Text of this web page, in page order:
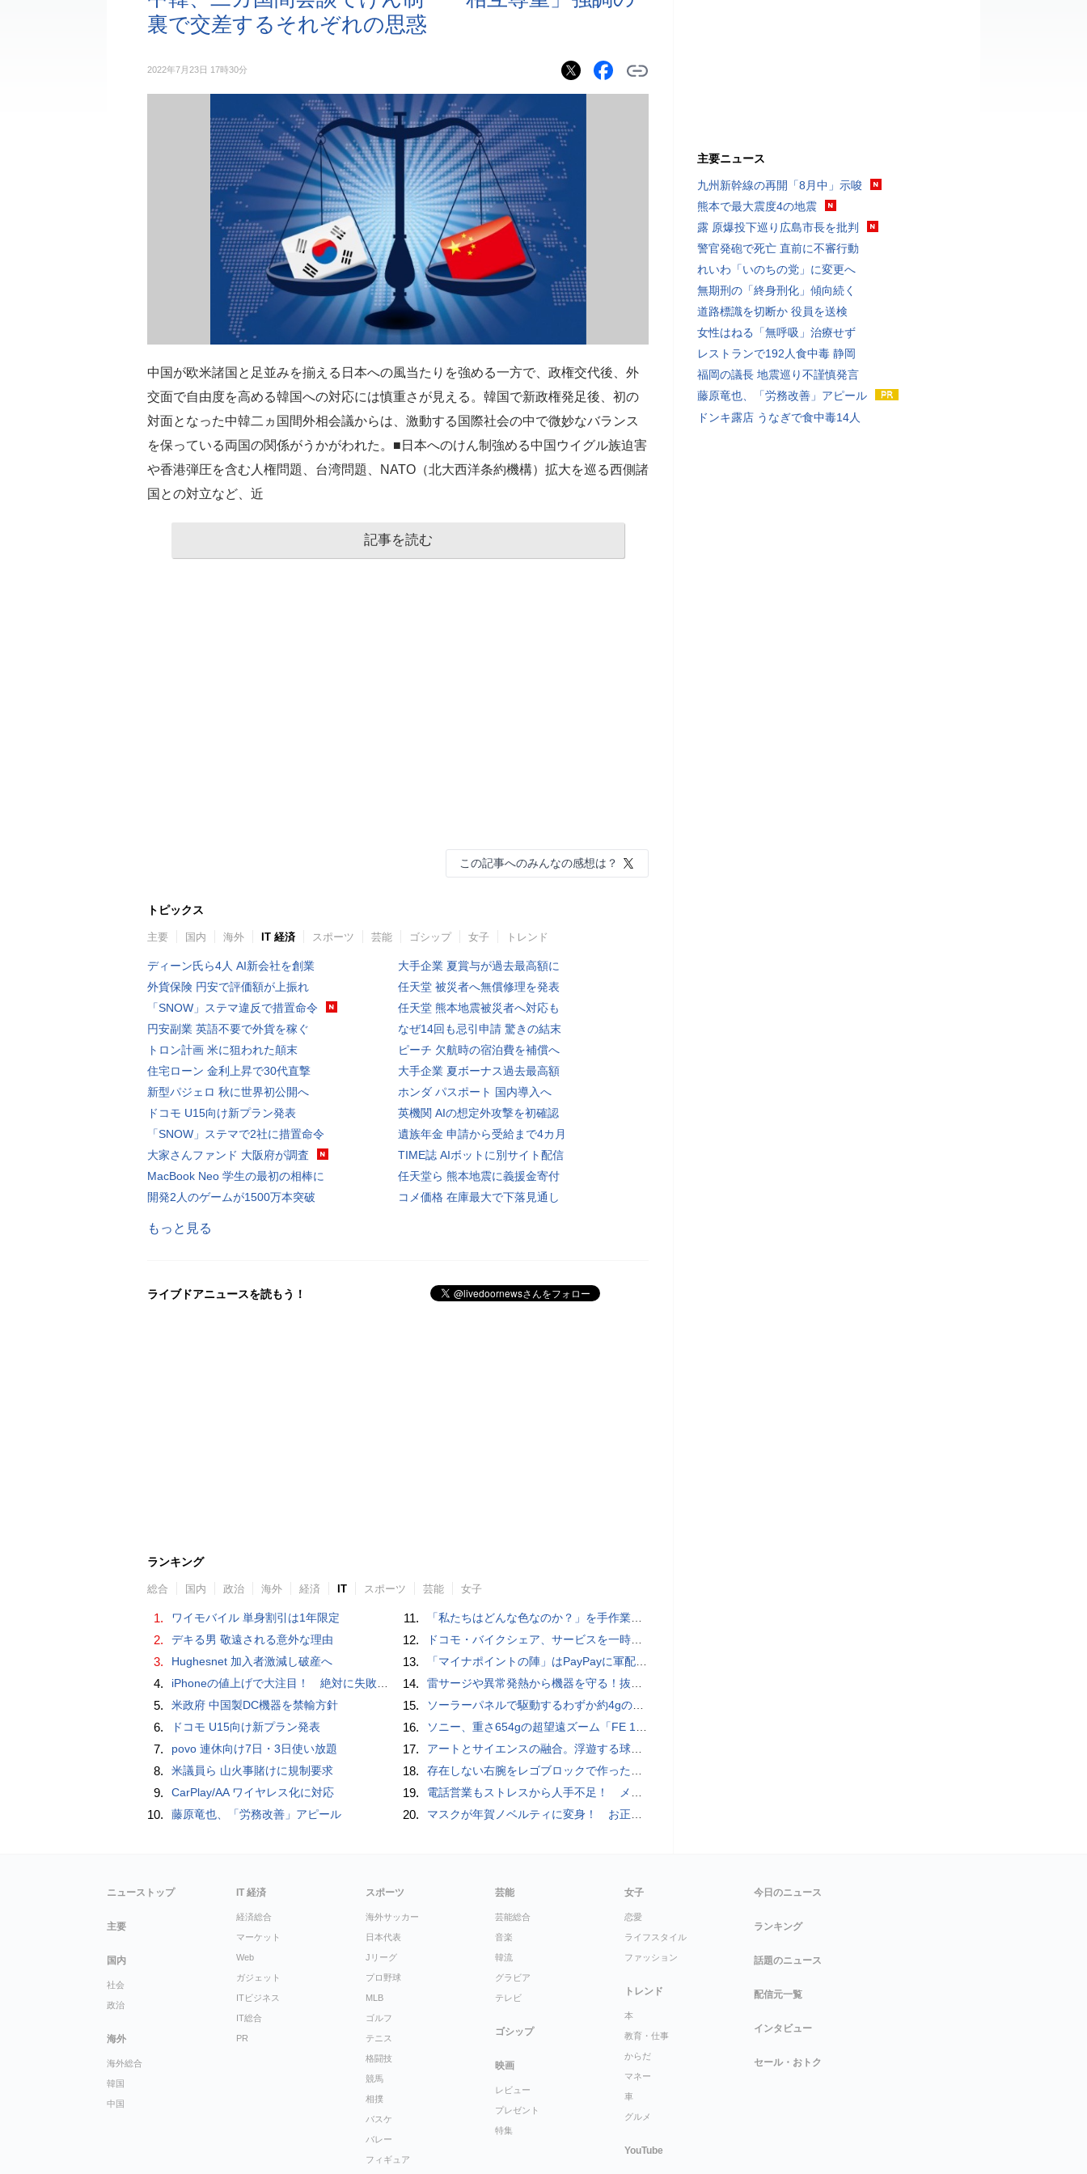
裏で交差するそれぞれの思惑
2022年7月23日 17時30分
中国が欧米諸国と足並みを揃える日本への風当たりを強める一方で、政権交代後、外
交面で自由度を高める韓国への対応には慎重さが見える。韓国で新政権発足後、初の
対面となった中韓二ヵ国間外相会議からは、激動する国際社会の中で微妙なバランス
を保っている両国の関係がうかがわれた。■日本へのけん制強める中国ウイグル族迫害
や香港弾圧を含む人権問題、台湾問題、NATO（北大西洋条約機構）拡大を巡る西側諸
国との対立など、近
記事を読む
この記事へのみんなの感想は？
トピックス
主要 国内 海外 IT 経済 スポーツ 芸能 ゴシップ 女子 トレンド
ディーン氏ら4人 AI新会社を創業
外貨保険 円安で評価額が上振れ
「SNOW」ステマ違反で措置命令
円安副業 英語不要で外貨を稼ぐ
トロン計画 米に狙われた顛末
住宅ローン 金利上昇で30代直撃
新型パジェロ 秋に世界初公開へ
ドコモ U15向け新プラン発表
「SNOW」ステマで2社に措置命令
大家さんファンド 大阪府が調査
MacBook Neo 学生の最初の相棒に
開発2人のゲームが1500万本突破
大手企業 夏賞与が過去最高額に
任天堂 被災者へ無償修理を発表
任天堂 熊本地震被災者へ対応も
なぜ14回も忌引申請 驚きの結末
ピーチ 欠航時の宿泊費を補償へ
大手企業 夏ボーナス過去最高額
ホンダ パスポート 国内導入へ
英機関 AIの想定外攻撃を初確認
遺族年金 申請から受給まで4カ月
TIME誌 AIボットに別サイト配信
任天堂ら 熊本地震に義援金寄付
コメ価格 在庫最大で下落見通し
もっと見る
ライブドアニュースを読もう！
ランキング
総合 国内 政治 海外 経済 IT スポーツ 芸能 女子
1. ワイモバイル 単身割引は1年限定
2. デキる男 敬遠される意外な理由
3. Hughesnet 加入者激減し破産へ
4. iPhoneの値上げで大注目！ 絶対に失敗しない「中古スマホ」の売り方＆買い方
5. 米政府 中国製DC機器を禁輸方針
6. ドコモ U15向け新プラン発表
7. povo 連休向け7日・3日使い放題
8. 米議員ら 山火事賭けに規制要求
9. CarPlay/AA ワイヤレス化に対応
10. 藤原竜也、「労務改善」アピール
11. 「私たちはどんな色なのか？」を手作業でデータ分析して人間の肌の色を表現する新しい色空間を構築した「Inclusive Color Space」
12. ドコモ・バイクシェア、サービスを一時停止 不具合の復旧が見通せないため
13. 「マイナポイントの陣」はPayPayに軍配！ 燻製できちゃう鍋、グラスドームクッカー
14. 雷サージや異常発熱から機器を守る！抜け止め仕様の3P-2P変換アダプタ
15. ソーラーパネルで駆動するわずか約4gの超軽量ドローン「CoulombFly」
16. ソニー、重さ654gの超望遠ズーム「FE 100-400mm F5.6-8 OSS」 実売14万円前後
17. アートとサイエンスの融合。浮遊する球体インテリア「Buda Ball(ブダボール)」
18. 存在しない右腕をレゴブロックで作った少年ビルダーが登場
19. 電話営業もストレスから人手不足！ メンタルに心配ない会話AI 「Sakura TALK」が営業電話をかける時代がくる
20. マスクが年賀ノベルティに変身！ お正月特別パッケージの注文受付開始
主要ニュース
九州新幹線の再開「8月中」示唆
熊本で最大震度4の地震
露 原爆投下巡り広島市長を批判
警官発砲で死亡 直前に不審行動
れいわ「いのちの党」に変更へ
無期刑の「終身刑化」傾向続く
道路標識を切断か 役員を送検
女性はねる「無呼吸」治療せず
レストランで192人食中毒 静岡
福岡の議長 地震巡り不謹慎発言
藤原竜也、「労務改善」アピール
ドンキ露店 うなぎで食中毒14人
ニューストップ
主要
国内
社会
政治
海外
海外総合
韓国
中国
IT 経済
経済総合
マーケット
Web
ガジェット
ITビジネス
IT総合
PR
スポーツ
海外サッカー
日本代表
Jリーグ
プロ野球
MLB
ゴルフ
テニス
格闘技
競馬
相撲
バスケ
バレー
フィギュア
芸能
芸能総合
音楽
韓流
グラビア
テレビ
ゴシップ
映画
レビュー
プレゼント
特集
女子
恋愛
ライフスタイル
ファッション
トレンド
本
教育・仕事
からだ
マネー
車
グルメ
YouTube
今日のニュース
ランキング
話題のニュース
配信元一覧
インタビュー
セール・おトク